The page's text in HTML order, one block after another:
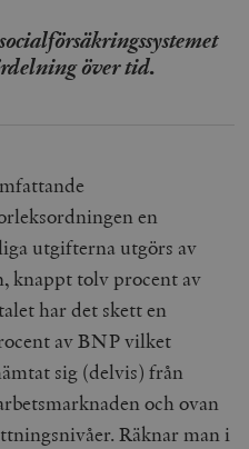
över tid.
en
utgifterna utgörs av
knappt tolv procent av
har det skett en
av BNP vilket
sig (delvis) från
och ovan
Räknar man i